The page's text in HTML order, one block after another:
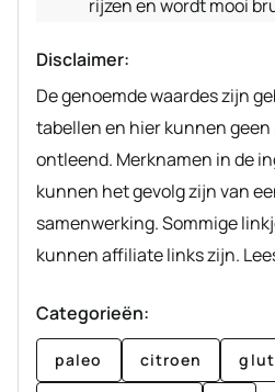
rijzen en wordt mooi
Disclaimer:
De genoemde waardes zijn gebaseerd op standaard
tabellen en hier kunnen
ontleend. Merknamen in de
kunnen het gevolg zijn van
samenwerking. Sommige
kunnen affiliate links zijn.
Categorieën:
paleo citroen